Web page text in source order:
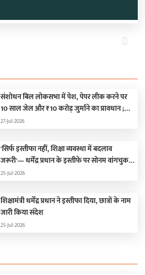
Next
संशोधन बिल लोकसभा में पेश, पेपर लीक करने पर
10 साल जेल और ₹10 करोड़ जुर्माने का प्रावधान ;
हंगामे के कारण दोनों सदन स्थगित
27-Jul-2026
'सिर्फ इस्तीफा नहीं, शिक्षा व्यवस्था में बदलाव
जरूरी'— धर्मेंद्र प्रधान के इस्तीफे पर सोनम वांगचुक
की पहली प्रतिक्रिया
25-Jul-2026
शिक्षामंत्री धर्मेंद्र प्रधान ने इस्तीफा दिया, छात्रों के नाम
जारी किया संदेश
25-Jul-2026